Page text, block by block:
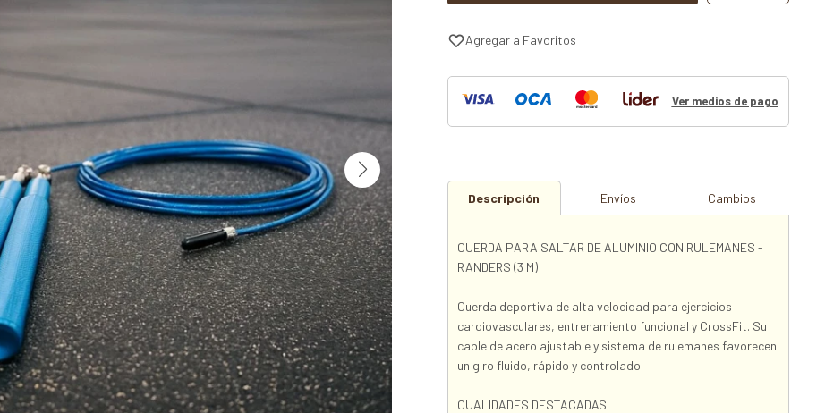
Ver medios de pago
Descripción Envíos Cambios
CUERDA PARA SALTAR DE ALUMINIO CON RULEMANES -
RANDERS (3 M)
Cuerda deportiva de alta velocidad para ejercicios
cardiovasculares, entrenamiento funcional y CrossFit. Su
cable de acero ajustable y sistema de rulemanes favorecen
un giro fluido, rápido y controlado.
CUALIDADES DESTACADAS